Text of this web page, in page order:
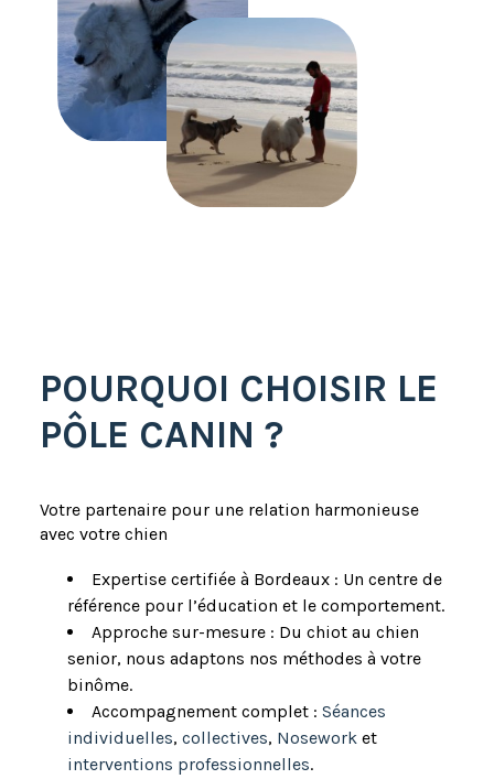
POURQUOI CHOISIR LE
PÔLE CANIN ?
Votre partenaire pour une relation harmonieuse
avec votre chien
Expertise certifiée à Bordeaux : Un centre de
référence pour l’éducation et le comportement.
Approche sur-mesure : Du chiot au chien
senior, nous adaptons nos méthodes à votre
binôme.
Accompagnement complet :Séances
individuelles,collectives, Nosework et
interventions professionnelles.